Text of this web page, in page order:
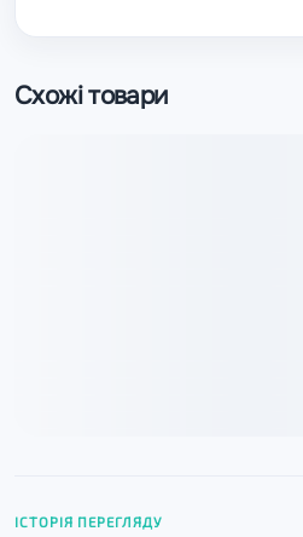
Схожі товари
ІСТОРІЯ ПЕРЕГЛЯДУ